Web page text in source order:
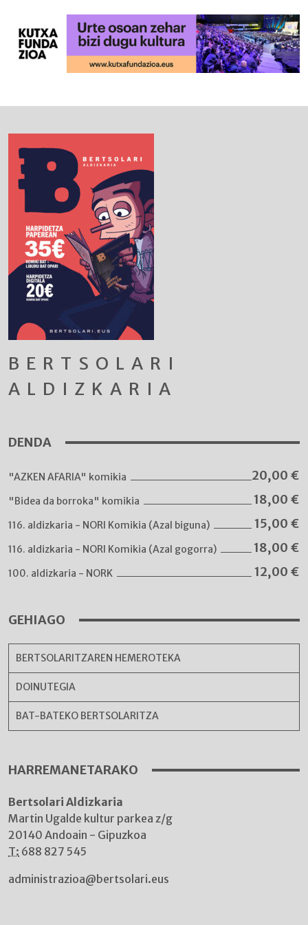
BERTSOLARI
ALDIZKARIA
DENDA
"AZKEN AFARIA" komikia 20,00 €
"Bidea da borroka" komikia 18,00 €
116. aldizkaria - NORI Komikia (Azal biguna) 15,00 €
116. aldizkaria - NORI Komikia (Azal gogorra) 18,00 €
100. aldizkaria - NORK 12,00 €
GEHIAGO
BERTSOLARITZAREN HEMEROTEKA
DOINUTEGIA
BAT-BATEKO BERTSOLARITZA
HARREMANETARAKO
Bertsolari Aldizkaria
Martin Ugalde kultur parkea z/g
20140 Andoain - Gipuzkoa
T: 688 827 545
administrazioa@bertsolari.eus